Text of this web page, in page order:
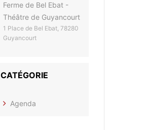
Ferme de Bel Ebat -
Théâtre de Guyancourt
1 Place de Bel Ebat, 78280
Guyancourt
CATÉGORIE
Agenda